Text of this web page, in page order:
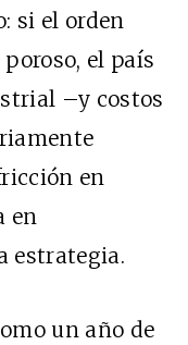
si el orden
el país
–y costos
en
en
estrategia.
un año de